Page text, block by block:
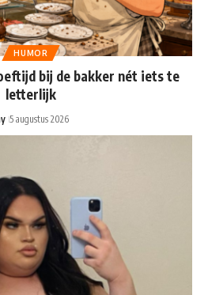
HUMOR
bij de bakker nét iets te
letterlijk
5 augustus 2026